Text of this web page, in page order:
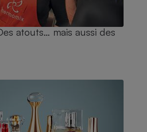
atouts… mais aussi des